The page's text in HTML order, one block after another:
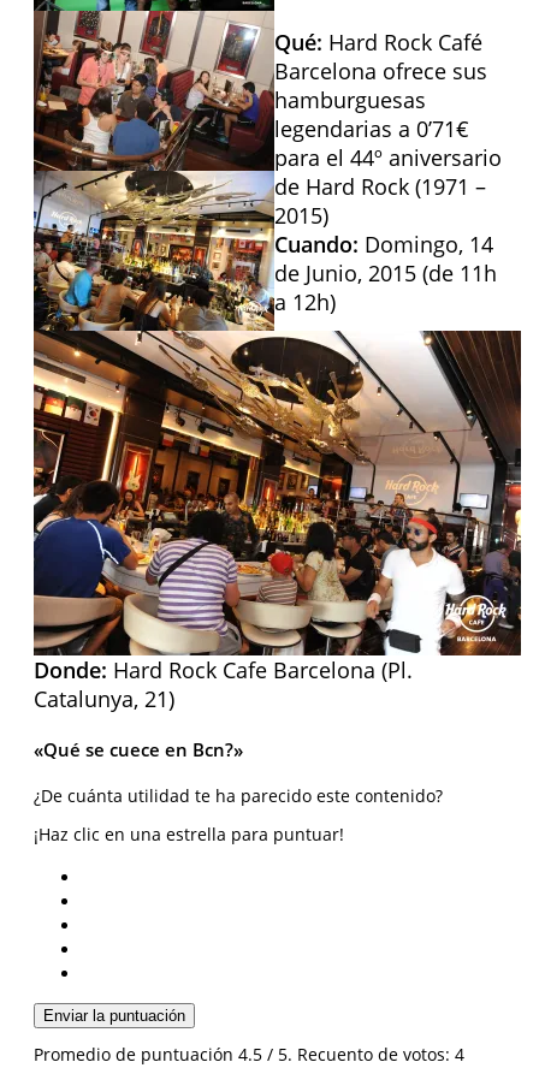
Qué: Hard Rock Café
Barcelona ofrece sus
hamburguesas
legendarias a 0’71€
para el 44º aniversario
de Hard Rock (1971 –
2015)
Cuando: Domingo, 14
de Junio, 2015 (de 11h
a 12h)
Donde: Hard Rock Cafe Barcelona (Pl.
Catalunya, 21)
«Qué se cuece en Bcn?»
¿De cuánta utilidad te ha parecido este contenido?
¡Haz clic en una estrella para puntuar!
Enviar la puntuación
Promedio de puntuación 4.5 / 5. Recuento de votos: 4